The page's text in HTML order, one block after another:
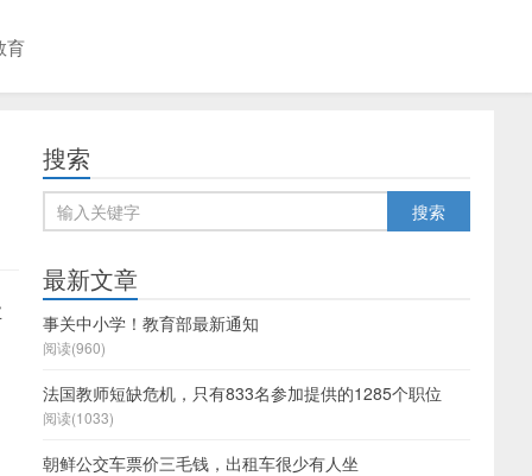
育
搜索
最新文章
事关中小学！教育部最新通知
阅读(960)
法国教师短缺危机，只有833名参加提供的1285个职位
阅读(1033)
朝鲜公交车票价三毛钱，出租车很少有人坐